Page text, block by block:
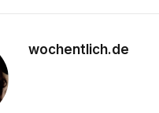
wochentlich.de